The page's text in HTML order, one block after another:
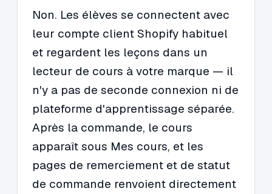
Non. Les élèves se connectent avec
leur compte client Shopify habituel
et regardent les leçons dans un
lecteur de cours à votre marque — il
n'y a pas de seconde connexion ni de
plateforme d'apprentissage séparée.
Après la commande, le cours
apparaît sous Mes cours, et les
pages de remerciement et de statut
de commande renvoient directement